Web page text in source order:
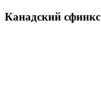
Канадский сфинкс